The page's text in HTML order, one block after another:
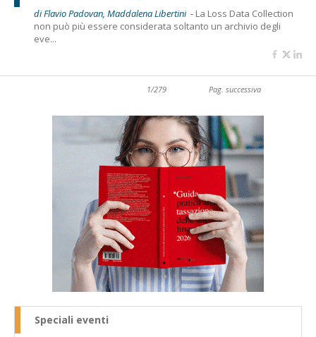
di Flavio Padovan, Maddalena Libertini - La Loss Data Collection
non può più essere considerata soltanto un archivio degli
eve...
1/279 Pag. successiva
Speciali eventi